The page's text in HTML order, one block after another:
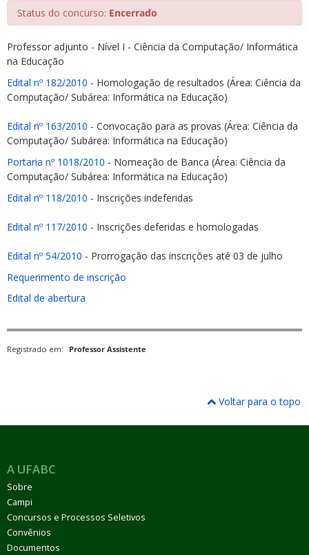
Status do concurso: Encerrado
Professor adjunto - Nível I - Ciência da Computação/ Informática
na Educação
Edital nº 182/2010 - Homologação de resultados (Área: Ciência da
Computação/ Subárea: Informática na Educação)
Edital nº 163/2010 - Convocação para as provas (Área: Ciência da
Computação/ Subárea: Informática na Educação)
Portaria nº 1018/2010 - Nomeação de Banca (Área: Ciência da
Computação/ Subárea: Informática na Educação)
Edital nº 118/2010 - Inscrições indeferidas
Edital nº 117/2010 - Inscrições deferidas e homologadas
Edital nº 54/2010 - Prorrogação das inscrições até 03 de julho
Requerimento de inscrição
Edital de abertura
Registrado em: Professor Assistente
Voltar para o topo
A UFABC
Sobre
Campi
Concursos e Processos Seletivos
Convênios
Documentos